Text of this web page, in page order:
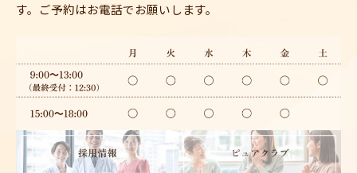
す。ご予約はお電話でお願いします。